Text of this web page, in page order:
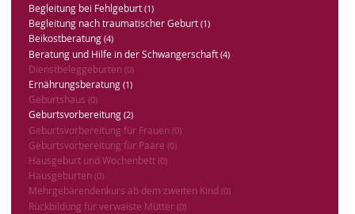
Begleitung bei Fehlgeburt (1)
Begleitung nach traumatischer Geburt (1)
Beikostberatung (4)
Beratung und Hilfe in der Schwangerschaft (4)
Dienstbeleggeburten (0)
Ernährungsberatung (1)
Geburtshaus (0)
Geburtsvorbereitung (2)
Geburtsvorbereitung für Frauen (0)
Geburtsvorbereitung für Paare (0)
Hausgeburt und Wochenbett (0)
Hausgeburten (0)
Mehrgebärendenkurs ab dem zweiten Kind (0)
Rückbildung für verwaiste Mütter (0)